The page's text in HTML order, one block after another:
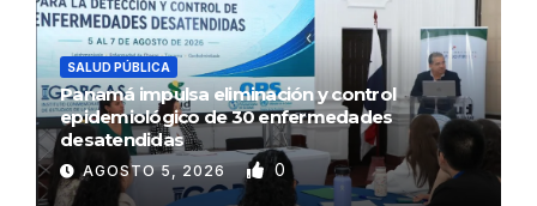
SALUD PÚBLICA
Panamá impulsa eliminación y control
epidemiológico de 30 enfermedades
desatendidas
AGOSTO 5, 2026 0